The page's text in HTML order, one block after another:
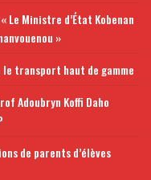
Le Ministre d’État Kobenan
»
le transport haut de gamme
Adoubryn Koffi Daho
de parents d’élèves